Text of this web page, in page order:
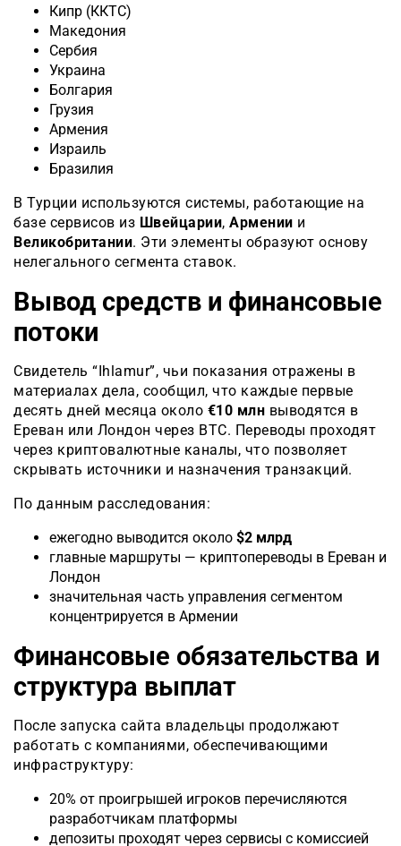
Кипр (ККТС)
Македония
Сербия
Украина
Болгария
Грузия
Армения
Израиль
Бразилия
В Турции используются системы, работающие на
базе сервисов из Швейцарии, Армении и
Великобритании. Эти элементы образуют основу
нелегального сегмента ставок.
Вывод средств и финансовые
потоки
Свидетель “Ihlamur”, чьи показания отражены в
материалах дела, сообщил, что каждые первые
десять дней месяца около €10 млн выводятся в
Ереван или Лондон через BTC. Переводы проходят
через криптовалютные каналы, что позволяет
скрывать источники и назначения транзакций.
По данным расследования:
ежегодно выводится около $2 млрд
главные маршруты — криптопереводы в Ереван и
Лондон
значительная часть управления сегментом
концентрируется в Армении
Финансовые обязательства и
структура выплат
После запуска сайта владельцы продолжают
работать с компаниями, обеспечивающими
инфраструктуру:
20% от проигрышей игроков перечисляются
разработчикам платформы
депозиты проходят через сервисы с комиссией